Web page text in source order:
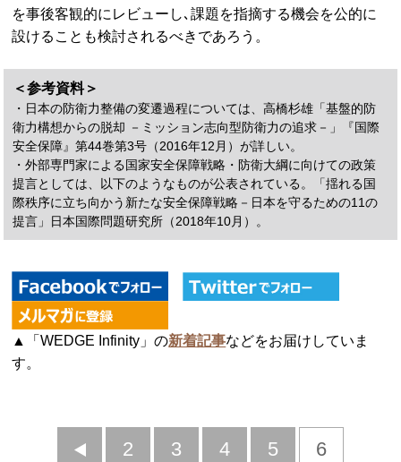
を事後客観的にレビューし､課題を指摘する機会を公的に
設けることも検討されるべきであろう。
＜参考資料＞
・日本の防衛力整備の変遷過程については、高橋杉雄「基盤的防
衛力構想からの脱却 －ミッション志向型防衛力の追求－」『国際
安全保障』第44巻第3号（2016年12月）が詳しい。
・外部専門家による国家安全保障戦略・防衛大綱に向けての政策
提言としては、以下のようなものが公表されている。「揺れる国
際秩序に立ち向かう新たな安全保障戦略－日本を守るための11の
提言」日本国際問題研究所（2018年10月）。
▲「WEDGE Infinity」の新着記事などをお届けしていま
す。
前
2 3 4 5 6